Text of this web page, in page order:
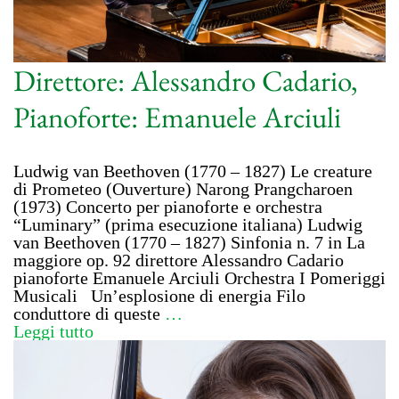
Direttore: Alessandro Cadario,
Pianoforte: Emanuele Arciuli
Ludwig van Beethoven (1770 – 1827) Le creature
di Prometeo (Ouverture) Narong Prangcharoen
(1973) Concerto per pianoforte e orchestra
“Luminary” (prima esecuzione italiana) Ludwig
van Beethoven (1770 – 1827) Sinfonia n. 7 in La
maggiore op. 92 direttore Alessandro Cadario
pianoforte Emanuele Arciuli Orchestra I Pomeriggi
Musicali Un’esplosione di energia Filo
conduttore di queste …
Leggi tutto